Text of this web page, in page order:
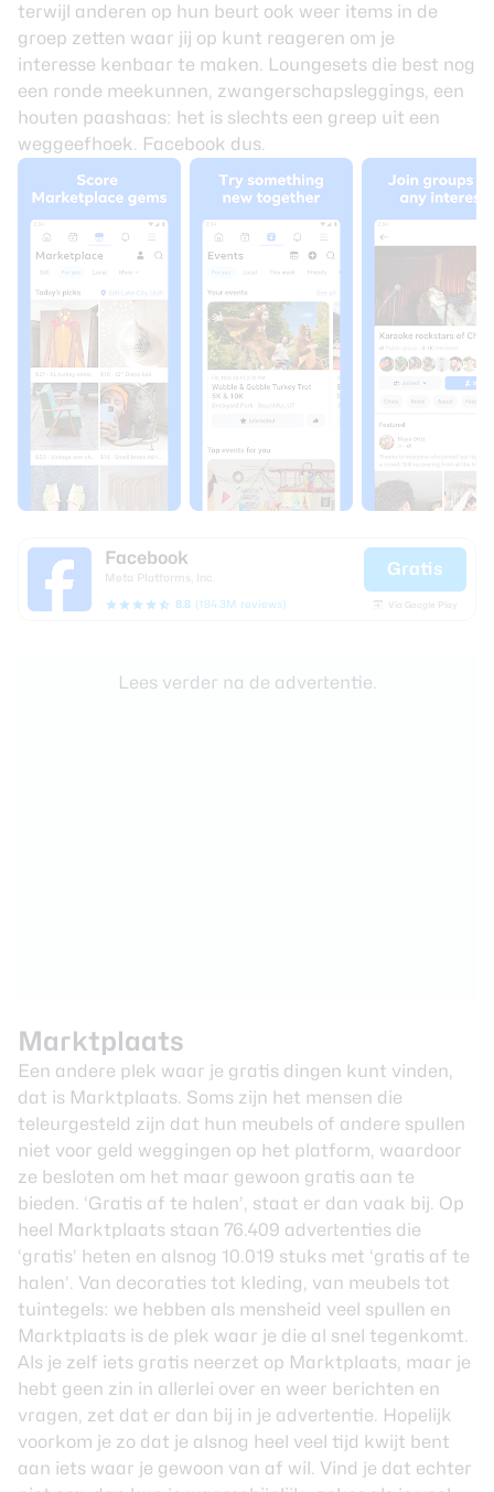
terwijl anderen op hun beurt ook weer items in de
groep zetten waar jij op kunt reageren om je
interesse kenbaar te maken. Loungesets die best nog
een ronde meekunnen, zwangerschapsleggings, een
houten paashaas: het is slechts een greep uit een
weggeefhoek. Facebook dus.
Facebook
Meta Platforms, Inc.
8.8 (184.3M reviews)
Gratis
Via Google Play
Lees verder na de advertentie.
Marktplaats
Een andere plek waar je gratis dingen kunt vinden,
dat is Marktplaats. Soms zijn het mensen die
teleurgesteld zijn dat hun meubels of andere spullen
niet voor geld weggingen op het platform, waardoor
ze besloten om het maar gewoon gratis aan te
bieden. ‘Gratis af te halen’, staat er dan vaak bij. Op
heel Marktplaats staan 76.409 advertenties die
‘gratis’ heten en alsnog 10.019 stuks met ‘gratis af te
halen’. Van decoraties tot kleding, van meubels tot
tuintegels: we hebben als mensheid veel spullen en
Marktplaats is de plek waar je die al snel tegenkomt.
Als je zelf iets gratis neerzet op Marktplaats, maar je
hebt geen zin in allerlei over en weer berichten en
vragen, zet dat er dan bij in je advertentie. Hopelijk
voorkom je zo dat je alsnog heel veel tijd kwijt bent
aan iets waar je gewoon van af wil. Vind je dat echter